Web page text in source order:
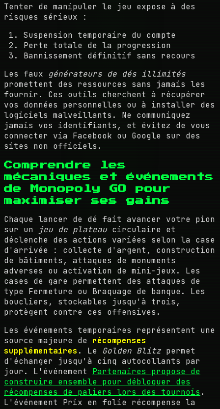
Tenter de manipuler le jeu expose à des
risques sérieux :
Suspension temporaire du compte
Perte totale de la progression
Bannissement définitif sans recours
Les faux générateurs de dés illimités
promettent des ressources sans jamais les
fournir. Ces outils cherchent à récupérer
vos données personnelles ou à installer des
logiciels malveillants. Ne communiquez
jamais vos identifiants, et évitez de vous
connecter via Facebook ou Google sur des
sites non officiels.
Comprendre les
mécaniques et événements
de Monopoly GO pour
maximiser ses gains
Chaque lancer de dé fait avancer votre pion
sur un
jeu de plateaucirculaire et
déclenche des actions variées selon la case
d'arrivée : collecte d'argent, construction
de bâtiments, attaques de monuments
adverses ou activation de mini-jeux. Les
cases de gare permettent des attaques de
type Fermeture ou Braquage de banque. Les
boucliers, stockables jusqu'à trois,
protègent contre ces offensives.
Les événements temporaires représentent une
source majeure de récompenses
supplémentaires . Le Golden Blitz permet
d'échanger jusqu'à cinq autocollants par
jour. L'événement Partenaires propose de
construire ensemble pour débloquer des
récompenses de paliers lors des tournois .
L'événement Prix en folie récompense la